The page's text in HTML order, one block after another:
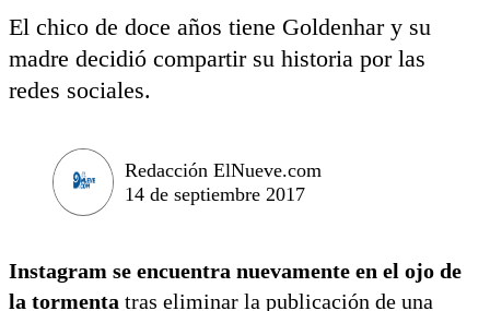
El chico de doce años tiene Goldenhar y su
madre decidió compartir su historia por las
redes sociales.
Redacción ElNueve.com
14 de septiembre 2017
Instagram se encuentra nuevamente en el ojo de
la tormenta tras eliminar la publicación de una